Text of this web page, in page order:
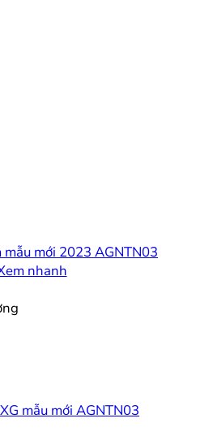
nhanh
mẫu mới AGNTN03